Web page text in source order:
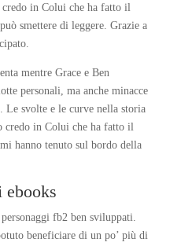
in Colui che ha fatto il
smettere di leggere. Grazie a
mentre Grace e Ben
personali, ma anche minacce
Le svolte e le curve nella storia
credo in Colui che ha fatto il
hanno tenuto sul bordo della
fb2 ben sviluppati.
beneficiare di un po’ più di